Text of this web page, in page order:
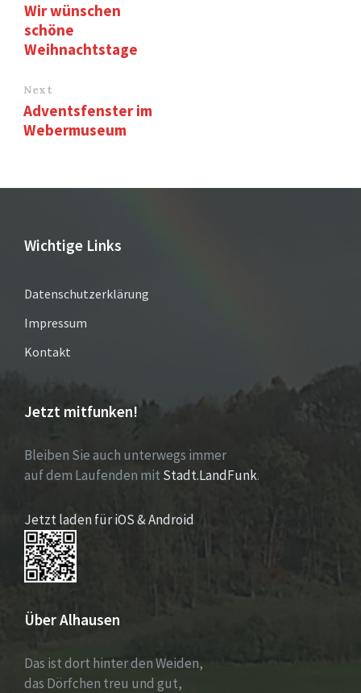
Wir wünschen
schöne
Weihnachtstage
Next
Adventsfenster im
Webermuseum
Wichtige Links
Datenschutzerklärung
Impressum
Kontakt
Jetzt mitfunken!
Bleiben Sie auch unterwegs immer
auf dem Laufenden mit Stadt.LandFunk.
Jetzt laden für iOS & Android
Über Alhausen
Das ist dort hinter den Weiden,
das Dörfchen treu und gut,